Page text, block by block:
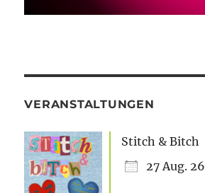
VERANSTALTUNGEN
Stitch & Bitch
27 Aug. 26